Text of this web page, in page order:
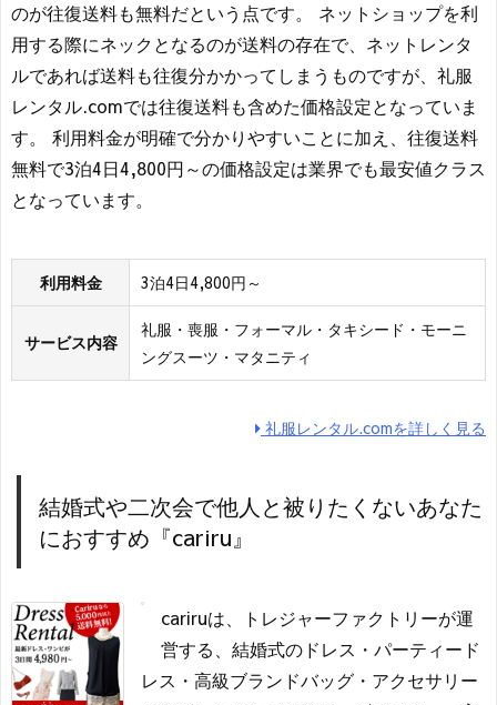
のが往復送料も無料だという点です。 ネットショップを利
用する際にネックとなるのが送料の存在で、ネットレンタ
ルであれば送料も往復分かかってしまうものですが、礼服
レンタル.comでは往復送料も含めた価格設定となっていま
す。 利用料金が明確で分かりやすいことに加え、往復送料
無料で3泊4日4,800円～の価格設定は業界でも最安値クラス
となっています。
利用料金 3泊4日4,800円～
サービス内容
礼服・喪服・フォーマル・タキシード・モーニ
ングスーツ・マタニティ
礼服レンタル.comを詳しく見る
結婚式や二次会で他人と被りたくないあなた
におすすめ『cariru』
cariruは、トレジャーファクトリーが運
営する、結婚式のドレス・パーティード
レス・高級ブランドバッグ・アクセサリー